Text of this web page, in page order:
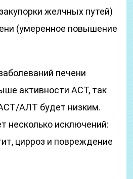
желчных путей)
(умеренное повышение
печени
активности АСТ, так
АЛТ будет низким.
несколько исключений:
цирроз и повреждение